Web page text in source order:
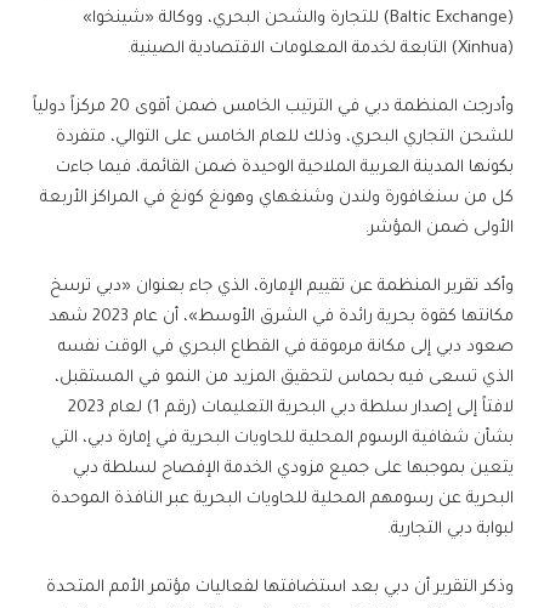
(Baltic Exchange) للتجارة والشحن البحري، ووكالة «شينخوا»
(Xinhua) التابعة لخدمة المعلومات الاقتصادية الصينية.
وأدرجت المنظمة دبي في الترتيب الخامس ضمن أقوى 20 مركزاً دولياً
للشحن التجاري البحري، وذلك للعام الخامس على التوالي، متفردة
بكونها المدينة العربية الملاحية الوحيدة ضمن القائمة، فيما جاءت
كل من سنغافورة ولندن وشنغهاي وهونغ كونغ في المراكز الأربعة
الأولى ضمن المؤشر.
وأكد تقرير المنظمة عن تقييم الإمارة، الذي جاء بعنوان «دبي ترسخ
مكانتها كقوة بحرية رائدة في الشرق الأوسط»، أن عام 2023 شهد
صعود دبي إلى مكانة مرموقة في القطاع البحري في الوقت نفسه
الذي تسعى فيه بحماس لتحقيق المزيد من النمو في المستقبل،
لافتاً إلى إصدار سلطة دبي البحرية التعليمات (رقم 1) لعام 2023
بشأن شفافية الرسوم المحلية للحاويات البحرية في إمارة دبي، التي
يتعين بموجبها على جميع مزودي الخدمة الإفصاح لسلطة دبي
البحرية عن رسومهم المحلية للحاويات البحرية عبر النافذة الموحدة
لبوابة دبي التجارية.
وذكر التقرير أن دبي بعد استضافتها لفعاليات مؤتمر الأمم المتحدة